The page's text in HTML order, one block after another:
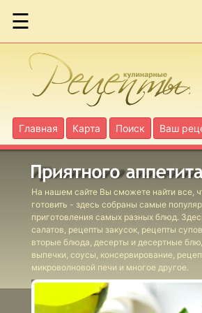
☰
Главная Карта Поиск Ваш
На нашем сайте Вы сможете найти все,
готовить - здесь собраны самые
приготовления самых разных блюд.
салатов, рецепты закусок, рецепты
вторые блюда, десерты и десертные
выпечки, соусы, консервирование,
микроволновой печи и многое другое.
Коктейль
"Дед Мороз"
Коктейль
"Красный
богатырь"
Коктейль
"Ленивый
Билл"
Коктейль
"Морской"
Коктейль
"Новогодний